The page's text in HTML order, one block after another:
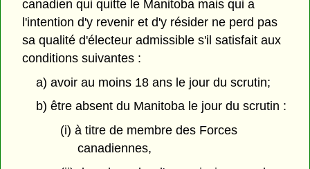
canadien qui quitte le Manitoba mais qui a
l'intention d'y revenir et d'y résider ne perd pas
sa qualité d'électeur admissible s'il satisfait aux
conditions suivantes :
a) avoir au moins 18 ans le jour du scrutin;
b) être absent du Manitoba le jour du scrutin :
(i) à titre de membre des Forces
canadiennes,